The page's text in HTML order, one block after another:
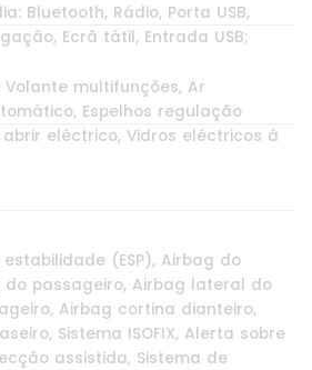
Bluetooth, Rádio, Porta USB,
Ecrã tátil, Entrada USB;
multifunções, Ar
Espelhos regulação
eléctrico, Vidros eléctricos à
estabilidade (ESP), Airbag do
do passageiro, Airbag lateral do
Airbag cortina dianteiro,
Sistema ISOFIX, Alerta sobre
assistida, Sistema de